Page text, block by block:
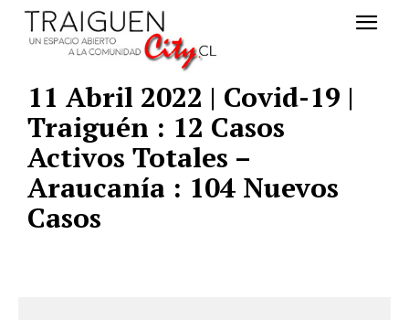
11 Abril 2022 | Covid-19 |
Traiguén : 12 Casos
Activos Totales –
Araucanía : 104 Nuevos
Casos